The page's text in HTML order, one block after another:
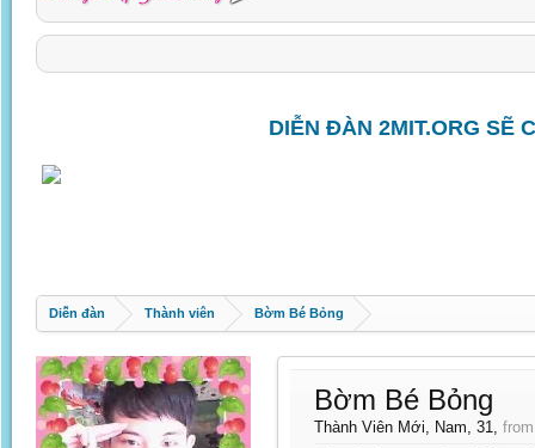
DIỄN ĐÀN 2MIT.ORG SẼ
Diễn đàn Thành viên Bờm Bé Bỏng
Bờm Bé Bỏng
Thành Viên Mới, Nam, 31, from